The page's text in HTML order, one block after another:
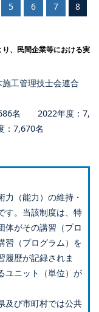
5 6 7 8
、民間企業等における実
工管理技士会連合
名 2022年度：7,
7,670名
力（能力）の維持・
す。当該制度は、特
体がその講習（プロ
習（プログラム）を
履歴が記録されま
ユニット（単位）が
及び市町村では公共